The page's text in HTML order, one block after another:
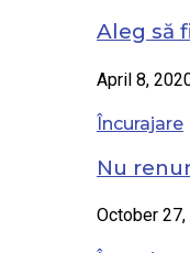
Aleg să
April 8,
Încurajare
Nu
October 27,